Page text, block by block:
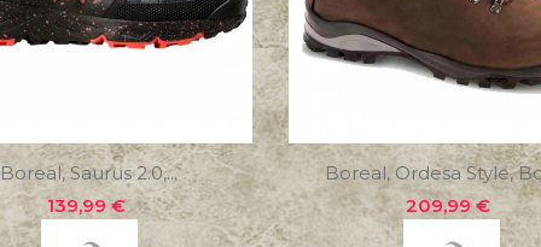
Boreal, Saurus 2.0,...
Precio
139,99 €
Boreal, Ordesa Style,
Precio
209,99 €